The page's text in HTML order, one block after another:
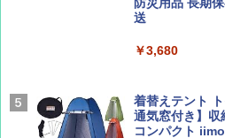
AIRLINE（エア
集】ボーイング
￥1,760
A26 地球の歩
ァキア 2026～
ュ(BC仕様)
￥9,990
[キャンパーズ
広げるだけ パ
イド ブラック
送
￥3,680
着替えテント
通気窓付き】収
コンパクト